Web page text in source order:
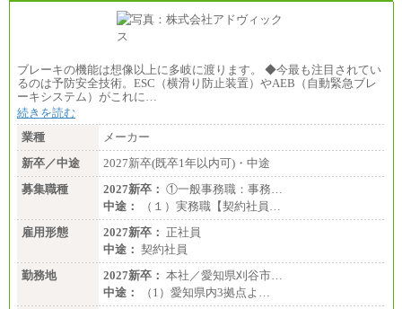
※試用期間中の条件変更：無
ブレーキの機能は想像以上に多岐に渡ります。 ◆今最も注目されてい
るのは予防安全技術。ESC（横滑り防止装置）やAEB（自動緊急ブレ
ーキシステム）がこれに…
続きを読む
業種
メーカー
新卒／中途
2027新卒(既卒1年以内可)・中途
募集職種
2027新卒： ①一般事務職：事務…
中途：
（１）実務職【契約社員…
雇用形態
2027新卒： 正社員
中途： 契約社員
勤務地
2027新卒： 本社／愛知県刈谷市…
中途：
（1）愛知県内3拠点よ…